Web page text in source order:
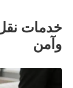
خدمات
وآمن